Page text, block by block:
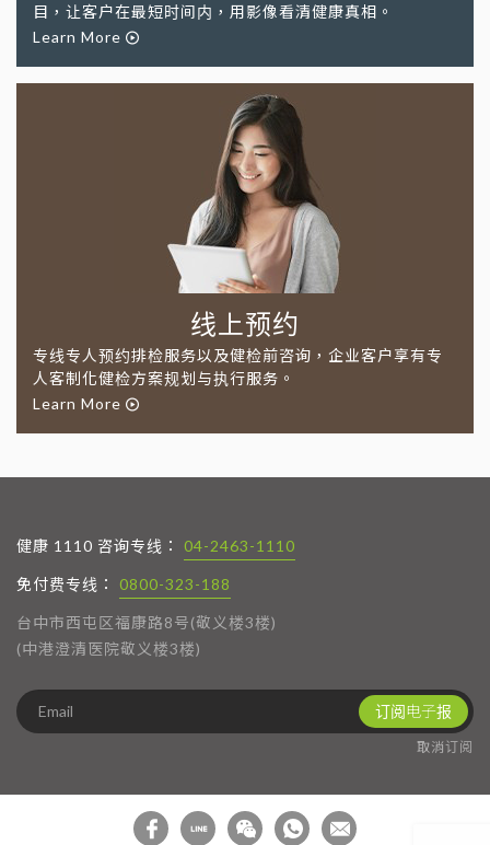
目，让客户在最短时间内，用影像看清健康真相。
Learn More
线上预约
专线专人预约排检服务以及健检前咨询，企业客户享有专
人客制化健检方案规划与执行服务。
Learn More
健康 1110 咨询专线： 04-2463-1110
免付费专线： 0800-323-188
台中市西屯区福康路8号(敬义楼3楼)
(中港澄清医院敬义楼3楼)
订阅电子报
取消订阅